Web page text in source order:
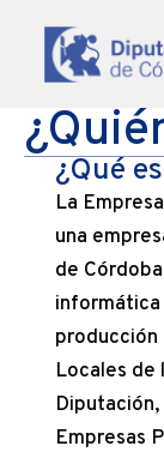
¿Qué
La
una
de
producción
Locales de
Empresas